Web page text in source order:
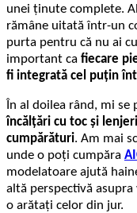
unei ținute complete.
rămâne uitată într-un
purta pentru că nu ai
important ca fiecare
fi integrată cel puțin
În al doilea rând, mi
încălțări cu toc și
cumpărături. Am mai
unde o poți cumpăra
modelatoare ajută
altă perspectivă asupra
o arătați celor din jur.